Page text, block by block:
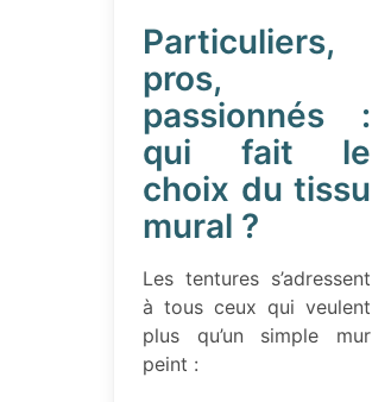
Particuliers,
pros,
passionnés :
qui fait le
choix du tissu
mural ?
Les tentures s’adressent
à tous ceux qui veulent
plus qu’un simple mur
peint :